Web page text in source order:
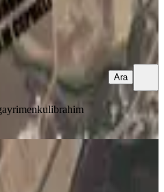
ibrahim
Ara
Da Satılık Müstakil Arazi
Mahallesi